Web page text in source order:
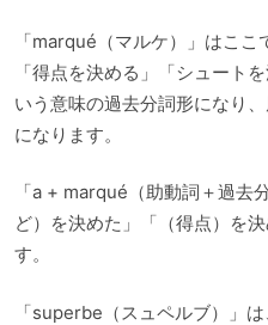
「marqué（マルケ）」はこ
「得点を決める」「シュート
いう意味の過去分詞形になり
になります。
「a + marqué（助動詞＋過去
ど）を決めた」「（得点）を
す。
「superbe（スュペルブ）」